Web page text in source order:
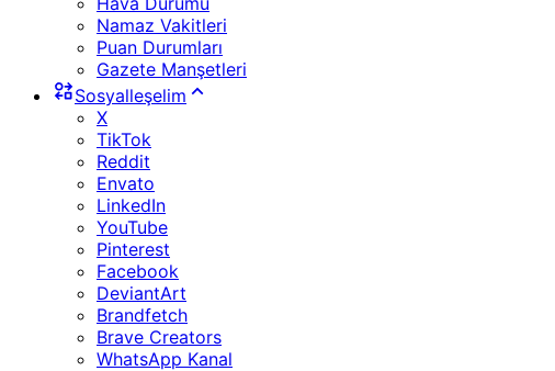
Namaz Vakitleri
Puan Durumları
Gazete Manşetleri
Sosyalleşelim
X
TikTok
Reddit
Envato
LinkedIn
YouTube
Pinterest
Facebook
DeviantArt
Brandfetch
Brave Creators
WhatsApp Kanal